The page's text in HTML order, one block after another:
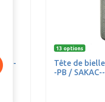
13 options
Tête de bielle
-PB /